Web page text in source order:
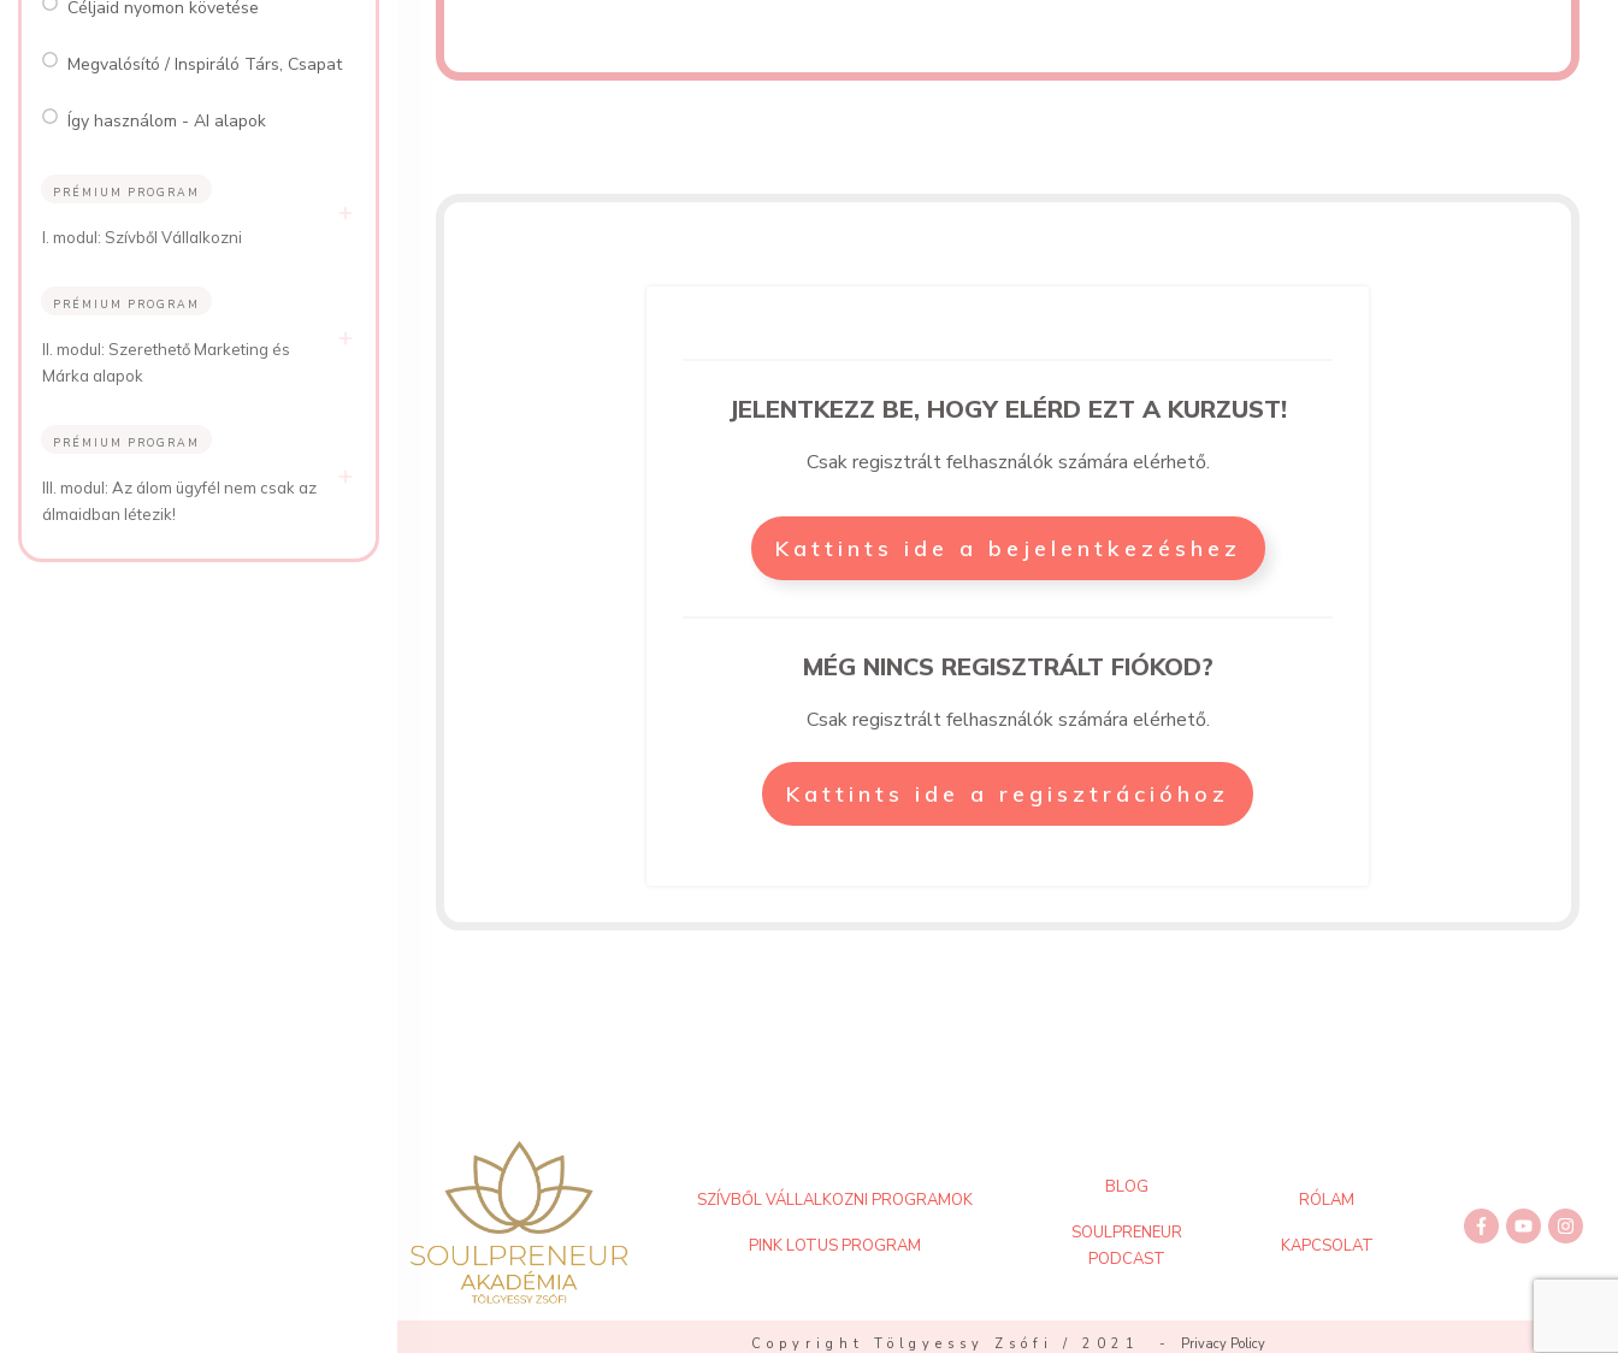
JELENTKEZZ BE, HOGY ELÉRD EZT A KURZUST!
Csak regisztrált felhasználók számára elérhető.
Kattints ide a bejelentkezéshez
MÉG NINCS REGISZTRÁLT FIÓKOD?
Csak regisztrált felhasználók számára elérhető.
Kattints ide a regisztrációhoz
SZÍVBŐL VÁLLALKOZNI PROGRAMOK
PINK LOTUS PROGRAM
BLOG
SOULPRENEUR
PODCAST
RÓLAM
KAPCSOLAT
Copyright Tölgyessy Zsófi / 2021 - Privacy Policy
Céljaid nyomon követése
Megvalósító / Inspiráló Társ, Csapat
Így használom - AI alapok
PRÉMIUM PROGRAM
I. modul: Szívből Vállalkozni
PRÉMIUM PROGRAM
II. modul: Szerethető Marketing és
Márka alapok
PRÉMIUM PROGRAM
III. modul: Az álom ügyfél nem csak az
álmaidban létezik!